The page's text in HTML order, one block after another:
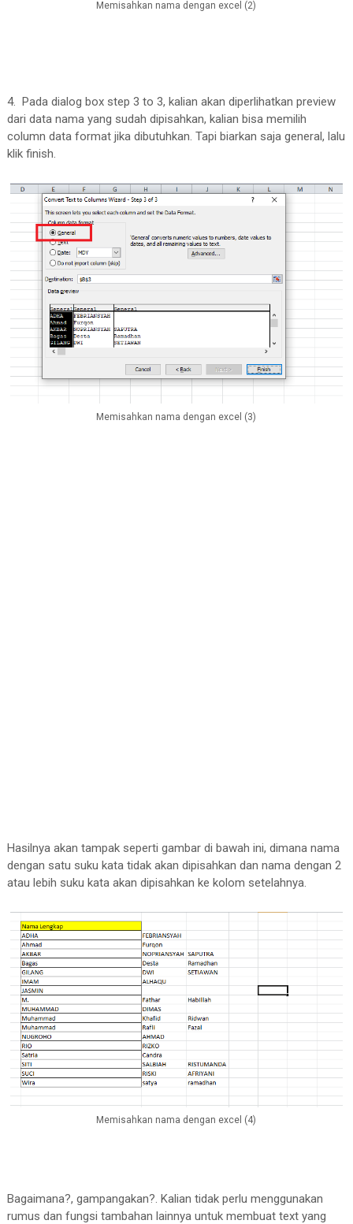
Memisahkan nama dengan excel (2)
4. Pada dialog box step 3 to 3, kalian akan diperlihatkan preview
dari data nama yang sudah dipisahkan, kalian bisa memilih
column data format jika dibutuhkan. Tapi biarkan saja general, lalu
klik finish.
Memisahkan nama dengan excel (3)
Hasilnya akan tampak seperti gambar di bawah ini, dimana nama
dengan satu suku kata tidak akan dipisahkan dan nama dengan 2
atau lebih suku kata akan dipisahkan ke kolom setelahnya.
Memisahkan nama dengan excel (4)
Bagaimana?, gampangakan?. Kalian tidak perlu menggunakan
rumus dan fungsi tambahan lainnya untuk membuat text yang